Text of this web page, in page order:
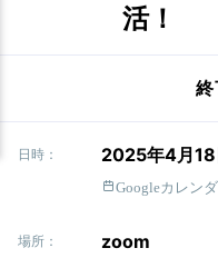
活！
終
日時： 2025年4月
Googleカレン
場所： zoom